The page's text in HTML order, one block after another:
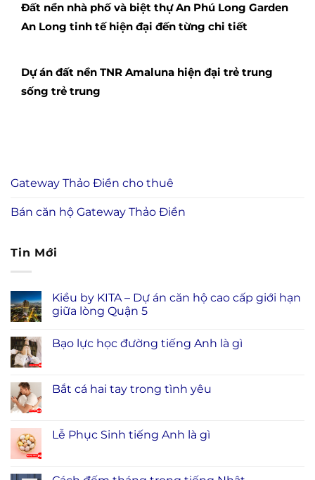
Đất nền nhà phố và biệt thự An Phú Long Garden
An Long tinh tế hiện đại đến từng chi tiết
Dự án đất nền TNR Amaluna hiện đại trẻ trung
sống trẻ trung
Gateway Thảo Điền cho thuê
Bán căn hộ Gateway Thảo Điền
Tin Mới
Kiều by KITA – Dự án căn hộ cao cấp giới hạn
giữa lòng Quận 5
Bạo lực học đường tiếng Anh là gì
Bắt cá hai tay trong tình yêu
Lễ Phục Sinh tiếng Anh là gì